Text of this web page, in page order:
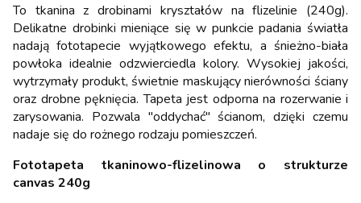
To tkanina z drobinami kryształów na flizelinie (240g).
Delikatne drobinki mieniące się w punkcie padania światła
nadają fototapecie wyjątkowego efektu, a śnieżno-biała
powłoka idealnie odzwierciedla kolory. Wysokiej jakości,
wytrzymały produkt, świetnie maskujący nierówności ściany
oraz drobne pęknięcia. Tapeta jest odporna na rozerwanie i
zarysowania. Pozwala "oddychać" ścianom, dzięki czemu
nadaje się do rożnego rodzaju pomieszczeń.
Fototapeta tkaninowo-flizelinowa o strukturze
canvas 240g